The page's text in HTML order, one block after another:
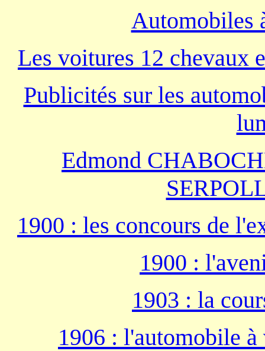
Automobiles
Les voitures 12 chevaux
Publicités sur les
Edmond
1900 : les concours de
1900 :
1903 : la
1906 : l'automobile